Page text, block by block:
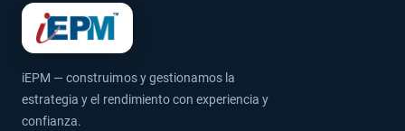
iEPM — construimos y gestionamos la
estrategia y el rendimiento con experiencia y
confianza.